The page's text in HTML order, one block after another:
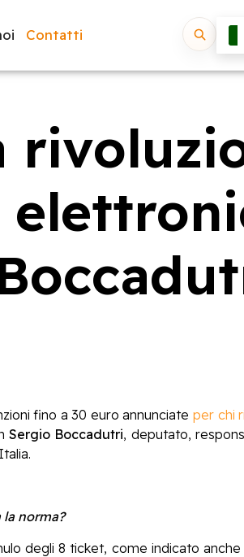
Contatti
fino a 30 euro annunciate per chi
Sergio Boccadutri, deputato,
norma?
degli 8 ticket, come indicato anche